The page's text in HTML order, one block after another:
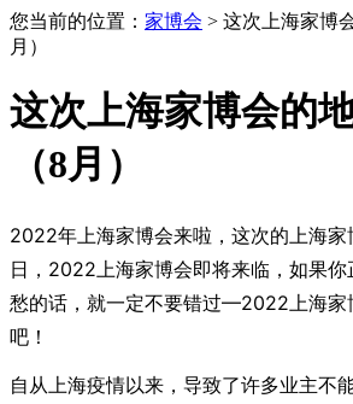
您当前的位置： 家博会 > 这次上海家博
月）
这次上海家博会的
（8月）
2022年上海家博会来啦，这次的上海家
日，2022上海家博会即将来临，如果
愁的话，就一定不要错过—2022上海家
吧！
自从上海疫情以来，导致了许多业主不